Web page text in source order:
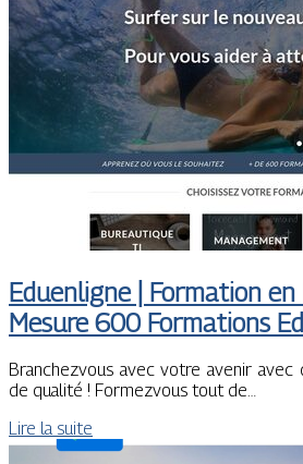
Eduenligne | Formation
Mesure 600 Formations
Branchezvous avec votre avenir
de qualité ! Formezvous tout de…
Lire la suite